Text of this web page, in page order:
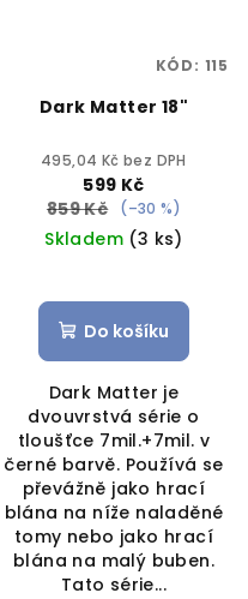
Dark Matter 18"
495,04 Kč bez DPH
599 Kč
859 Kč
(–30 %)
Skladem (3 ks)
Do košíku
Dark Matter je
dvouvrstvá série o
tloušťce 7mil.+7mil. v
černé barvě. Používá se
převážně jako hrací
blána na níže naladěné
tomy nebo jako hrací
blána na malý buben.
Tato série...
KÓD: 115